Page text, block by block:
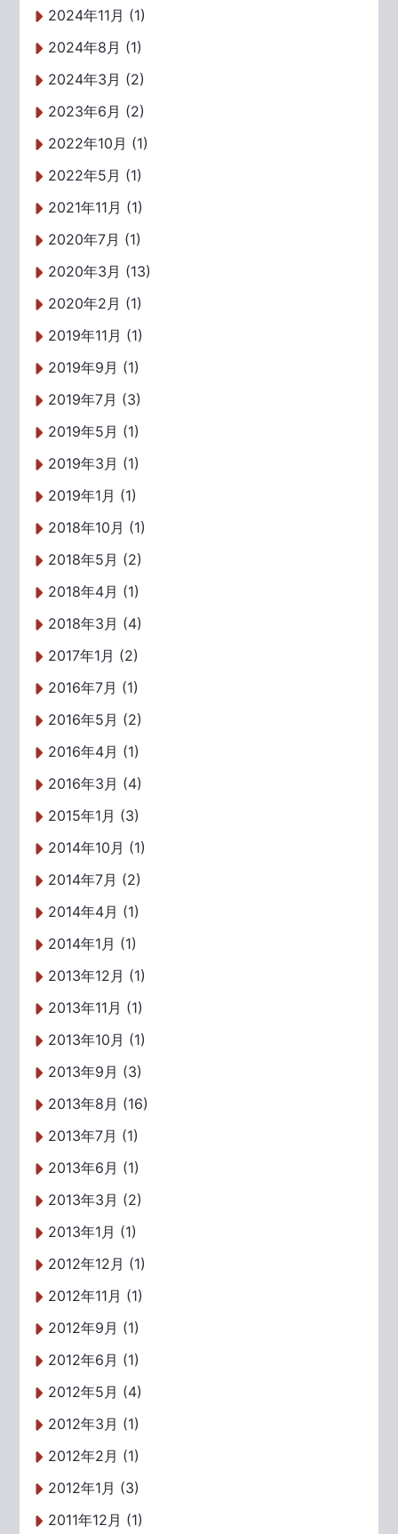
2024年11月 (1)
2024年8月 (1)
2024年3月 (2)
2023年6月 (2)
2022年10月 (1)
2022年5月 (1)
2021年11月 (1)
2020年7月 (1)
2020年3月 (13)
2020年2月 (1)
2019年11月 (1)
2019年9月 (1)
2019年7月 (3)
2019年5月 (1)
2019年3月 (1)
2019年1月 (1)
2018年10月 (1)
2018年5月 (2)
2018年4月 (1)
2018年3月 (4)
2017年1月 (2)
2016年7月 (1)
2016年5月 (2)
2016年4月 (1)
2016年3月 (4)
2015年1月 (3)
2014年10月 (1)
2014年7月 (2)
2014年4月 (1)
2014年1月 (1)
2013年12月 (1)
2013年11月 (1)
2013年10月 (1)
2013年9月 (3)
2013年8月 (16)
2013年7月 (1)
2013年6月 (1)
2013年3月 (2)
2013年1月 (1)
2012年12月 (1)
2012年11月 (1)
2012年9月 (1)
2012年6月 (1)
2012年5月 (4)
2012年3月 (1)
2012年2月 (1)
2012年1月 (3)
2011年12月 (1)